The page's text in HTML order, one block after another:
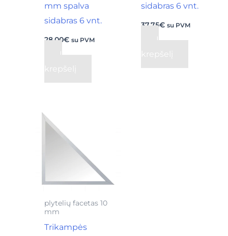
mm spalva
sidabras 6 vnt.
28,00€ su PVM
Į
krepšelį
sidabras 6 vnt.
37,75€ su PVM
Į
krepšelį
plytelių facetas 10
mm
Trikampės